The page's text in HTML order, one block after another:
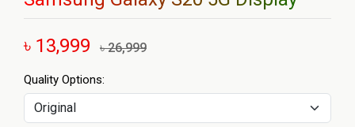
৳ 13,999 ৳ 26,999
Quality Options: